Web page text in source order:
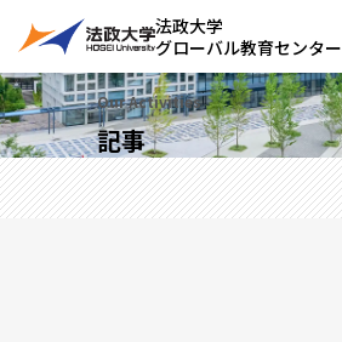
法政大学
グローバル教育センター
Our Activities
記事